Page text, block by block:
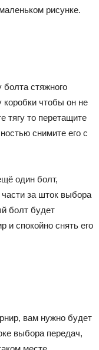
рисунке.
болта стяжного
коробки чтобы он не
тягу то перетащите
снимите его с
один болт,
за шток выбора
болт будет
и спокойно снять его
вам нужно будет
выбора передач,